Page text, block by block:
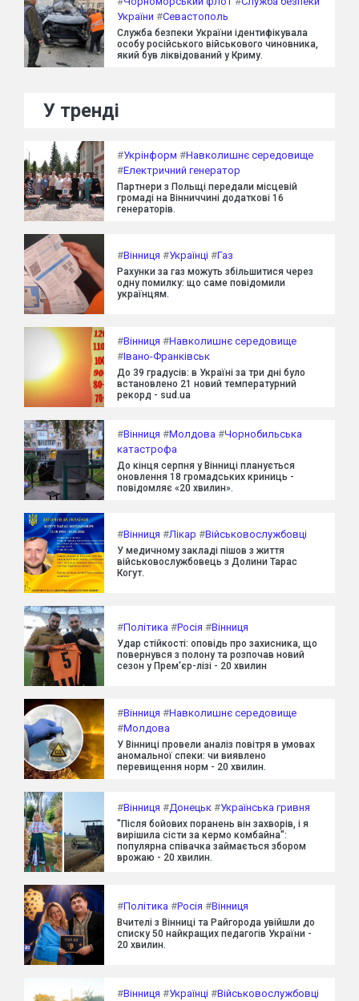
України #Севастополь
Служба безпеки України ідентифікувала
особу російського військового чиновника,
який був ліквідований у Криму.
У тренді
#Укрінформ #Навколишнє середовище
#Електричний генератор
Партнери з Польщі передали місцевій
громаді на Вінниччині додаткові 16
генераторів.
#Вінниця #Українці #Газ
Рахунки за газ можуть збільшитися через
одну помилку: що саме повідомили
українцям.
#Вінниця #Навколишнє середовище
#Івано-Франківськ
До 39 градусів: в Україні за три дні було
встановлено 21 новий температурний
рекорд - sud.ua
#Вінниця #Молдова #Чорнобильська
катастрофа
До кінця серпня у Вінниці планується
оновлення 18 громадських криниць -
повідомляє «20 хвилин».
#Вінниця #Лікар #Військовослужбовці
У медичному закладі пішов з життя
військовослужбовець з Долини Тарас
Когут.
#Політика #Росія #Вінниця
Удар стійкості: оповідь про захисника, що
повернувся з полону та розпочав новий
сезон у Прем'єр-лізі - 20 хвилин
#Вінниця #Навколишнє середовище
#Молдова
У Вінниці провели аналіз повітря в умовах
аномальної спеки: чи виявлено
перевищення норм - 20 хвилин.
#Вінниця #Донецьк #Українська гривня
"Після бойових поранень він захворів, і я
вирішила сісти за кермо комбайна":
популярна співачка займається збором
врожаю - 20 хвилин.
#Політика #Росія #Вінниця
Вчителі з Вінниці та Райгорода увійшли до
списку 50 найкращих педагогів України -
20 хвилин.
#Вінниця #Українці #Військовослужбовці